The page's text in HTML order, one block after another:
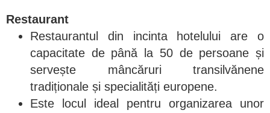
Restaurant
Restaurantul din incinta hotelului are o
capacitate de până la 50 de persoane și
servește mâncăruri transilvănene
tradiționale și specialități europene.
Este locul ideal pentru organizarea unor